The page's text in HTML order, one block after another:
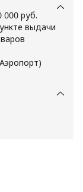
000 руб.
выдачи